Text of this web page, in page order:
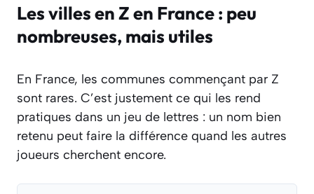
Les villes en Z en France : peu
nombreuses, mais utiles
En France, les communes commençant par Z
sont rares. C’est justement ce qui les rend
pratiques dans un jeu de lettres : un nom bien
retenu peut faire la différence quand les autres
joueurs cherchent encore.